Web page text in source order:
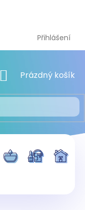
Přihlášení
NÁKUPNÍ KOŠÍK
Prázdný košík